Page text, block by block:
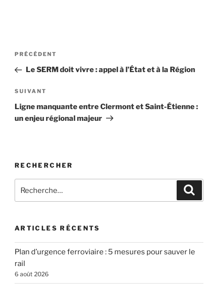
Navigation
l’article
Article
précédent
PRÉCÉDENT
Le SERM doit vivre : appel à l’État et à la Région
Article
suivant
SUIVANT
Ligne manquante entre Clermont et Saint-Étienne :
un enjeu régional majeur
RECHERCHER
pour
ARTICLES RÉCENTS
Plan d’urgence ferroviaire : 5 mesures pour sauver le
rail
6 août 2026